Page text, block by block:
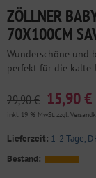
ZÖLLNER
70X100CM
Wunderschöne und
perfekt für die kalte
29,90 € 15,90 €
inkl. 19 % MwSt. zzgl.
Lieferzeit: 1-2 Tage,
Bestand: